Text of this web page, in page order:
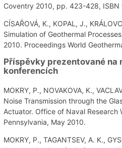
Coventry 2010, pp. 423-428,
CÍSAŘOVÁ, K., KOPAL, J.,
Simulation of Geothermal
2010. Proceedings World
Příspěvky prezentované na
konferencích
MOKRY, P., NOVAKOVA, K.,
Noise Transmission through the
Actuator. Office of Naval Research
Pennsylvania, May 2010.
MOKRY, P., TAGANTSEV, A. K.,